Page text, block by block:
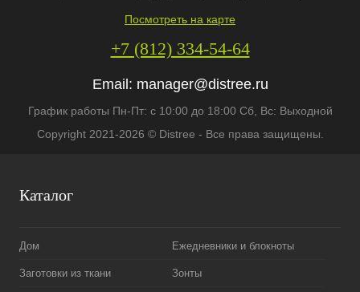
Каталог
Дом Ежедневники и блокноты
Заготовки из ткани Зонты
Посмотреть на карте
+7 (812) 334-54-64
Email: manager@distree.ru
График работы Пн-Пт: с 10:00 до 18:00 Сб, Вс: Выходной
Copyright 2021-2026 © Distree - Все права защищены.